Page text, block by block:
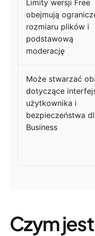
Limity wersji Free
obejmują
rozmiaru plików i
podstawową
moderację
Może stwarzać
dotyczące
użytkownika i
bezpieczeństwa
Business
Czym